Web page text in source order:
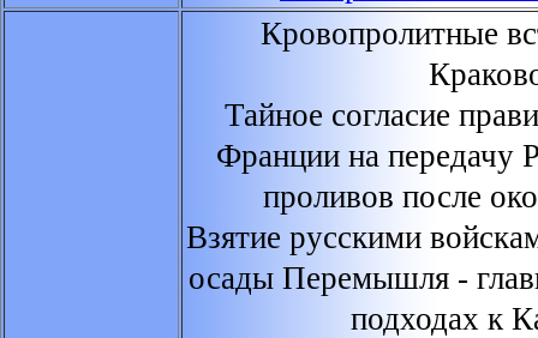
Кровопролитные
Тайное согласие
Франции на передачу
проливов после
Взятие русскими
осады Перемышля -
подходах к